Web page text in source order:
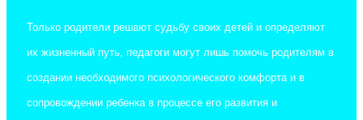
Только родители решают судьбу своих детей и определяют
их жизненный путь, педагоги могут лишь помочь родителям в
создании необходимого психологического комфорта и в
сопровождении ребенка в процессе его развития и